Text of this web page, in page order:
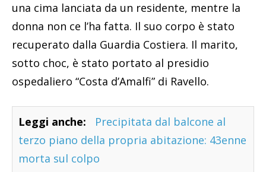
una cima lanciata da un residente, mentre la
donna non ce l’ha fatta. Il suo corpo è stato
recuperato dalla Guardia Costiera. Il marito,
sotto choc, è stato portato al presidio
ospedaliero “Costa d’Amalfi” di Ravello.
Leggi anche:
Precipitata dal balcone al
terzo piano della propria abitazione: 43enne
morta sul colpo